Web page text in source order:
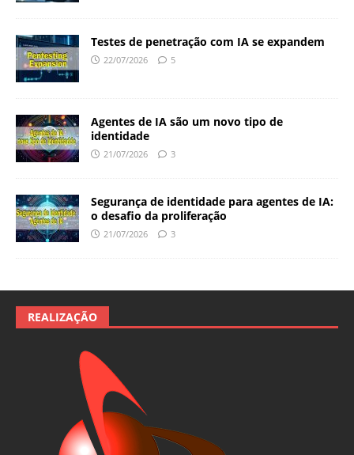
Testes de penetração com IA se expandem
22/07/2026 5
Agentes de IA são um novo tipo de
identidade
21/07/2026 3
Segurança de identidade para agentes de IA:
o desafio da proliferação
21/07/2026 3
REALIZAÇÃO